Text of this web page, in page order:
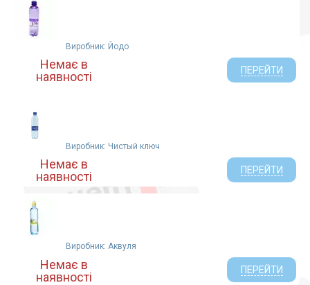
Виробник: Йодо
Немає в
наявності
ПЕРЕЙТИ
Виробник: Чистый ключ
Немає в
наявності
ПЕРЕЙТИ
Виробник: Аквуля
Немає в
наявності
ПЕРЕЙТИ